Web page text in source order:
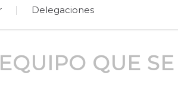
Delegaciones
QUE